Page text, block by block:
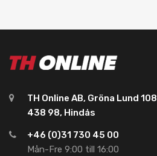
TH Online AB, Gröna Lund 108
438 98, Hindås
+46 (0)31 730 45 00
Mån-Fre 9:00 till 16:00